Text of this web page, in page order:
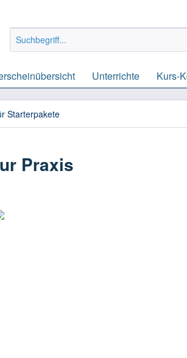
Unterrichte Kurs-
Starterpakete
Praxis